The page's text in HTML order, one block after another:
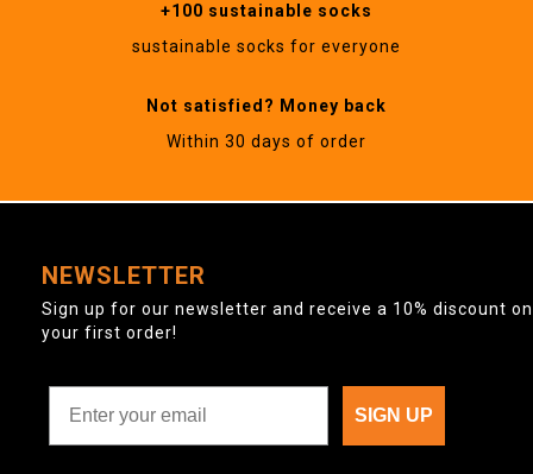
+100 sustainable socks
sustainable socks for everyone
Not satisfied? Money back
Within 30 days of order
NEWSLETTER
Sign up for our newsletter and receive a 10% discount on
your first order!
SIGN UP